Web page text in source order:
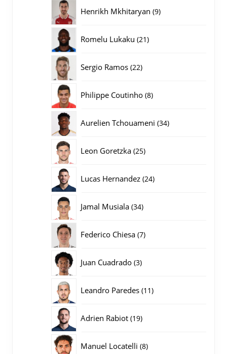
Henrikh Mkhitaryan 99
Romelu Lukaku 2121
Sergio Ramos 2222
Philippe Coutinho 88
Aurelien Tchouameni 3434
Leon Goretzka 2525
Lucas Hernandez 2424
Jamal Musiala 3434
Federico Chiesa 77
Juan Cuadrado 33
Leandro Paredes 1111
Adrien Rabiot 1919
Manuel Locatelli 88